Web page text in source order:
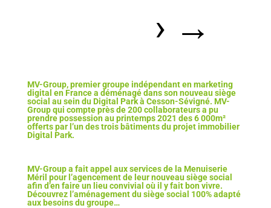
› →
MV-Group, premier groupe indépendant en marketing
digital en France a déménagé dans son nouveau siège
social au sein du Digital Park à Cesson-Sévigné. MV-
Group qui compte près de 200 collaborateurs a pu
prendre possession au printemps 2021 des 6 000m²
offerts par l’un des trois bâtiments du projet immobilier
Digital Park.
MV-Group a fait appel aux services de la Menuiserie
Méril pour l’agencement de leur nouveau siège social
afin d’en faire un lieu convivial où il y fait bon vivre.
Découvrez l’aménagement du siège social 100% adapté
aux besoins du groupe…